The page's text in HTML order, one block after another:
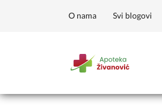
O nama Svi blogovi